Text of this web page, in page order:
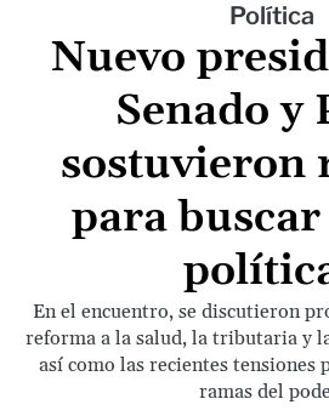
Política
Nuevo
Senado y
sostuvieron
para
En el encuentro, se discutieron
reforma a la salud, la tributaria y
así como las recientes tensiones
ramas del